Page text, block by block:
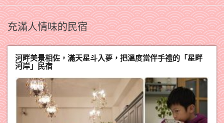
充滿人情味的民宿
河畔美景相佐，滿天星斗入夢，把溫度當伴手禮的「星畔
河岸」民宿